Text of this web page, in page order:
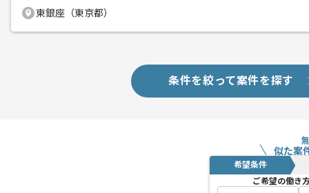
東銀座（東京都）
条件を絞って案件を探す
似た案
希望条件
ご希望の働き